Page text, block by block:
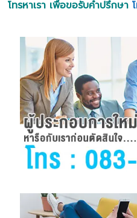
โทรหาเรา เพื่อขอรับคำปรึกษา